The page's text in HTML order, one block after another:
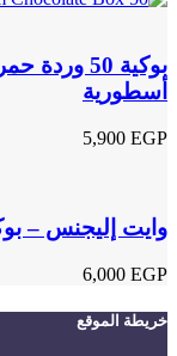
بوكية 50
أسطورية
5,900 EGP
وايت إليجنس – بوكيه 40 وردة بيضاء
6,000 EGP
خريطة الموقع